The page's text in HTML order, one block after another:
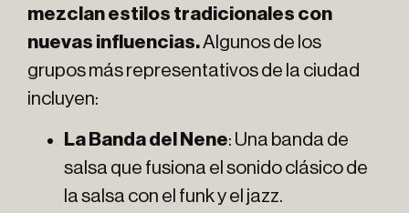
mezclan estilos tradicionales con
nuevas influencias.Algunos de los
grupos más representativos de la ciudad
incluyen:
La Banda del Nene: Una banda de
salsa que fusiona el sonido clásico de
la salsa con el funk y el jazz.